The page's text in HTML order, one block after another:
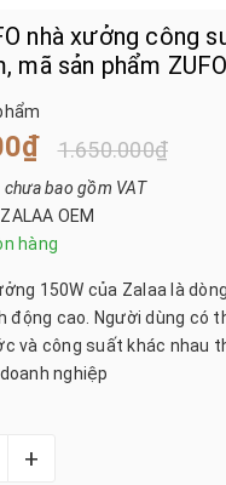
nhà xưởng công
mã sản phẩm
1.650.000₫
chưa bao gồm VAT
ZALAA OEM
hàng
150W của Zalaa là
động cao. Người dùng có
và công suất khác nhau
nghiệp
+